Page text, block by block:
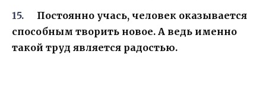
Постоянно учась, человек оказывается
способным творить новое. А ведь именно
такой труд является радостью.